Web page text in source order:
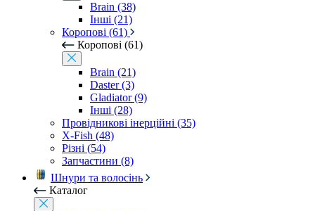
Brain (38)
Інші (21)
Коропові (61)
Коропові (61)
Brain (21)
Daster (3)
Gladiator (9)
Інші (28)
Провідникові інерційні (35)
X-Fish (48)
Різні (54)
Запчастини (8)
Шнури та волосінь
Каталог